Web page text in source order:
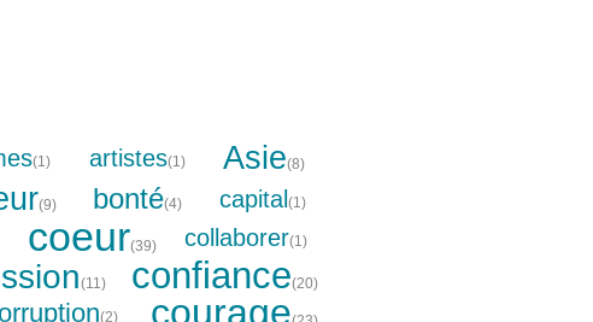
(1) artistes(1) Asie(8)
(9) bonté(4) capital(1)
coeur(39) collaborer(1)
(11) confiance(20)
(2) courage